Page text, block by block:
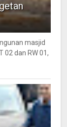
masjid
02 dan RW 01,